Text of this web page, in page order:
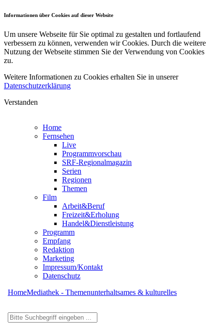
Informationen über Cookies auf dieser Website
Um unsere Webseite für Sie optimal zu gestalten und fortlaufend
verbessern zu können, verwenden wir Cookies. Durch die weitere
Nutzung der Webseite stimmen Sie der Verwendung von Cookies
zu.
Weitere Informationen zu Cookies erhalten Sie in unserer
Datenschutzerklärung
Verstanden
Home
Fernsehen
Live
Programmvorschau
SRF-Regionalmagazin
Serien
Regionen
Themen
Film
Arbeit&Beruf
Freizeit&Erholung
Handel&Dienstleistung
Programm
Empfang
Redaktion
Marketing
Impressum/Kontakt
Datenschutz
HomeMediathek - Themenunterhaltsames & kulturelles